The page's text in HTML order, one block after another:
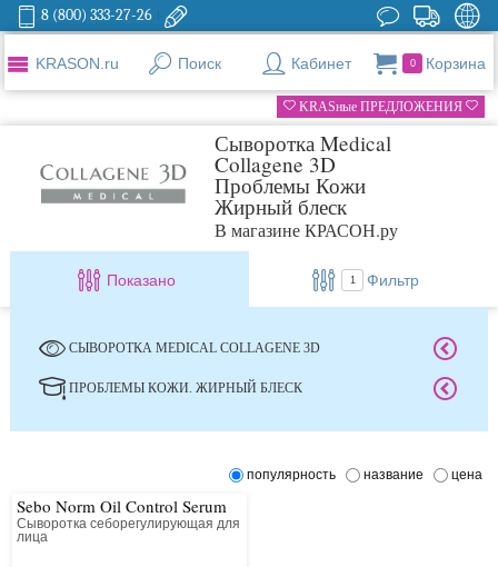
8 (800) 333-27-26
KRASON.ru Поиск Кабинет 0 Корзина
KRASные ПРЕДЛОЖЕНИЯ
Сыворотка Medical
Collagene 3D
Проблемы Кожи
Жирный блеск
В магазине КРАСОН.ру
Показано 1 Фильтр
СЫВОРОТКА MEDICAL COLLAGENE 3D
ПРОБЛЕМЫ КОЖИ. ЖИРНЫЙ БЛЕСК
популярность название цена
Sebo Norm Oil Control Serum
Сыворотка себорегулирующая для
лица